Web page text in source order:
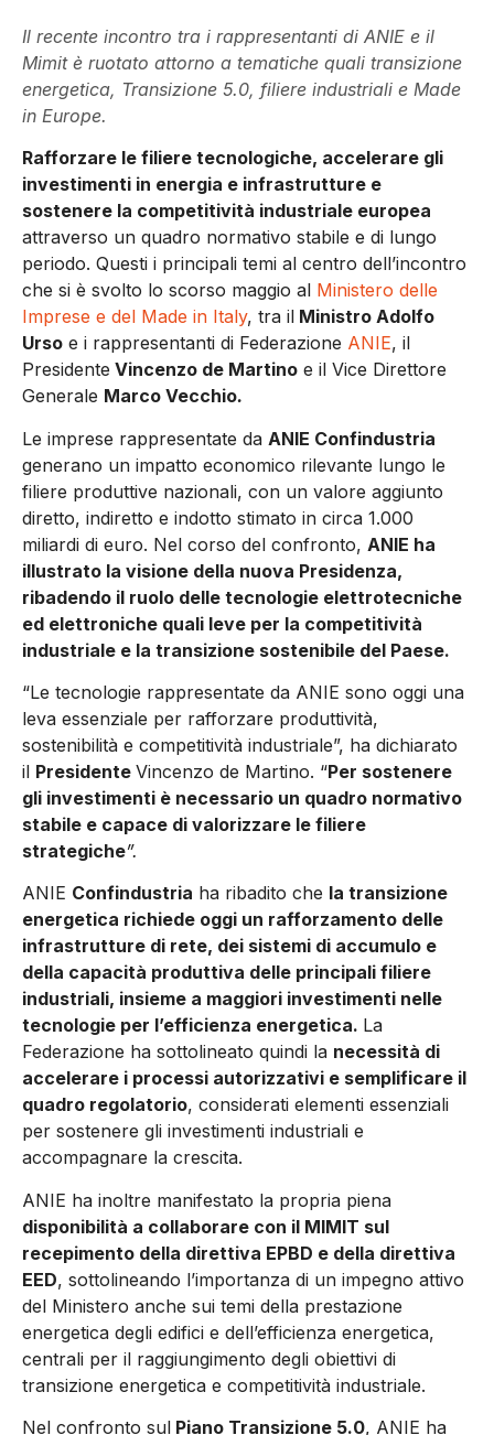
Il recente incontro tra i rappresentanti di ANIE e il
Mimit è ruotato attorno a tematiche quali transizione
energetica, Transizione 5.0, filiere industriali e Made
in Europe.
Rafforzare le filiere tecnologiche, accelerare gli
investimenti in energia e infrastrutture e
sostenere la competitività industriale europea
attraverso un quadro normativo stabile e di lungo
periodo. Questi i principali temi al centro dell’incontro
che si è svolto lo scorso maggio al Ministero delle
Imprese e del Made in Italy, tra il Ministro Adolfo
Urso e i rappresentanti di Federazione ANIE, il
Presidente Vincenzo de Martino e il Vice Direttore
Generale Marco Vecchio.
Le imprese rappresentate da ANIE Confindustria
generano un impatto economico rilevante lungo le
filiere produttive nazionali, con un valore aggiunto
diretto, indiretto e indotto stimato in circa 1.000
miliardi di euro. Nel corso del confronto, ANIE ha
illustrato la visione della nuova Presidenza,
ribadendo il ruolo delle tecnologie elettrotecniche
ed elettroniche quali leve per la competitività
industriale e la transizione sostenibile del Paese.
“Le tecnologie rappresentate da ANIE sono oggi una
leva essenziale per rafforzare produttività,
sostenibilità e competitività industriale”, ha dichiarato
il Presidente Vincenzo de Martino. “Per sostenere
gli investimenti è necessario un quadro normativo
stabile e capace di valorizzare le filiere
strategiche”.
ANIE Confindustria ha ribadito che la transizione
energetica richiede oggi un rafforzamento delle
infrastrutture di rete, dei sistemi di accumulo e
della capacità produttiva delle principali filiere
industriali, insieme a maggiori investimenti nelle
tecnologie per l’efficienza energetica. La
Federazione ha sottolineato quindi la necessità di
accelerare i processi autorizzativi e semplificare il
quadro regolatorio, considerati elementi essenziali
per sostenere gli investimenti industriali e
accompagnare la crescita.
ANIE ha inoltre manifestato la propria piena
disponibilità a collaborare con il MIMIT sul
recepimento della direttiva EPBD e della direttiva
EED, sottolineando l’importanza di un impegno attivo
del Ministero anche sui temi della prestazione
energetica degli edifici e dell’efficienza energetica,
centrali per il raggiungimento degli obiettivi di
transizione energetica e competitività industriale.
Nel confronto sul Piano Transizione 5.0, ANIE ha